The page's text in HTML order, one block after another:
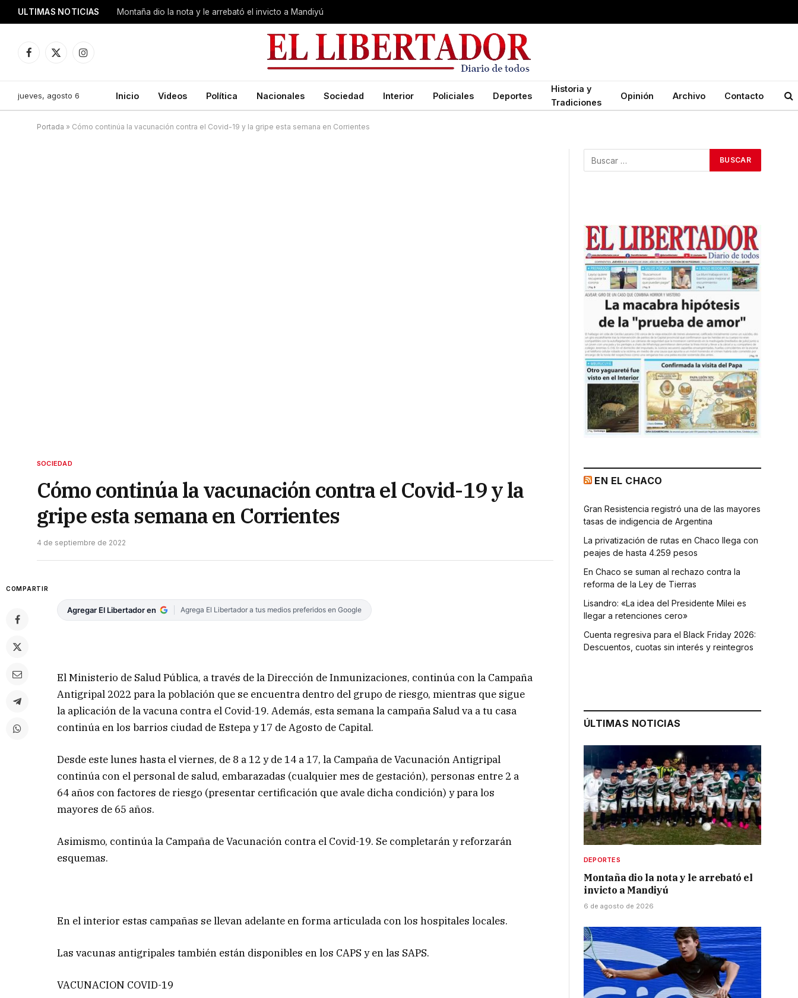
ULTIMAS NOTICIAS Montaña dio la nota y le arrebató el invicto a Mandiyú
Facebook
X
Instagram
jueves, agosto 6 Inicio Videos Política Nacionales Sociedad Interior Policiales Deportes
Historia y
Tradiciones
Opinión Archivo Contacto
Portada » Cómo continúa la vacunación contra el Covid-19 y la gripe esta semana en Corrientes
SOCIEDAD
Cómo continúa la vacunación contra el Covid-19 y la
gripe esta semana en Corrientes
4 de septiembre de 2022
COMPARTIR
Agregar El Libertador en Agrega El Libertador a tus medios preferidos en Google
El Ministerio de Salud Pública, a través de la Dirección de Inmunizaciones, continúa con la Campaña
Antigripal 2022 para la población que se encuentra dentro del grupo de riesgo, mientras que sigue
la aplicación de la vacuna contra el Covid-19. Además, esta semana la campaña Salud va a tu casa
continúa en los barrios ciudad de Estepa y 17 de Agosto de Capital.
Desde este lunes hasta el viernes, de 8 a 12 y de 14 a 17, la Campaña de Vacunación Antigripal
continúa con el personal de salud, embarazadas (cualquier mes de gestación), personas entre 2 a
64 años con factores de riesgo (presentar certificación que avale dicha condición) y para los
mayores de 65 años.
Asimismo, continúa la Campaña de Vacunación contra el Covid-19. Se completarán y reforzarán
esquemas.
En el interior estas campañas se llevan adelante en forma articulada con los hospitales locales.
Las vacunas antigripales también están disponibles en los CAPS y en las SAPS.
VACUNACION COVID-19
EN EL CHACO
Gran Resistencia registró una de las mayores
tasas de indigencia de Argentina
La privatización de rutas en Chaco llega con
peajes de hasta 4.259 pesos
En Chaco se suman al rechazo contra la
reforma de la Ley de Tierras
Lisandro: «La idea del Presidente Milei es
llegar a retenciones cero»
Cuenta regresiva para el Black Friday 2026:
Descuentos, cuotas sin interés y reintegros
ÚLTIMAS NOTICIAS
DEPORTES
Montaña dio la nota y le arrebató el
invicto a Mandiyú
6 de agosto de 2026